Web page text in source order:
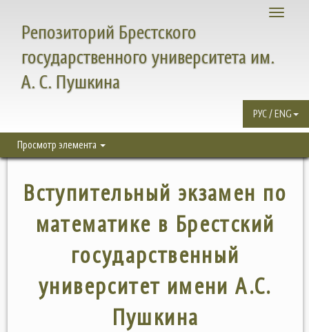
Toggle
Репозиторий Брестского
государственного университета им.
А. С. Пушкина
РУС / ENG
Просмотр элемента
Вступительный экзамен по
математике в Брестский
государственный
университет имени А.С.
Пушкина